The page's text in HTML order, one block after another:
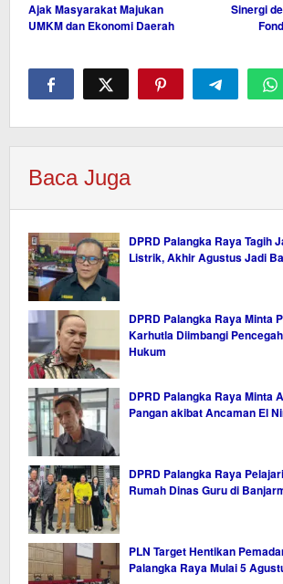
Ajak Masyarakat Majukan
UMKM dan Ekonomi Daerah
Sinergi
Baca Juga
DPRD Palangka Raya Tagih
Listrik, Akhir Agustus Jadi
DPRD Palangka Raya Minta
Karhutla Diimbangi
Hukum
DPRD Palangka Raya Minta
Pangan akibat Ancaman El
DPRD Palangka Raya
Rumah Dinas Guru di
PLN Target Hentikan
Palangka Raya Mulai 5